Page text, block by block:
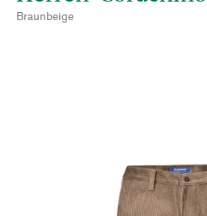
Braunbeige